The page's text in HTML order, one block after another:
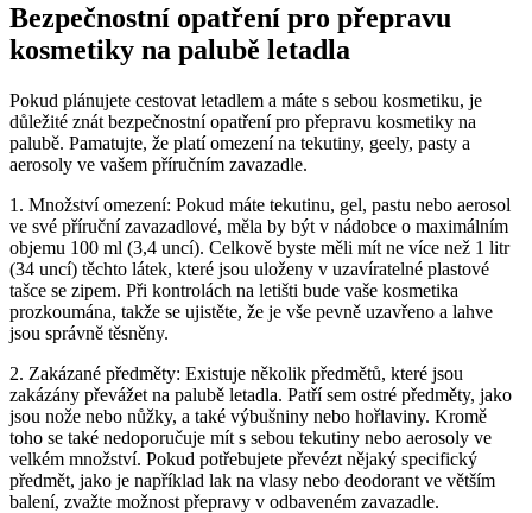
Bezpečnostní opatření pro přepravu
kosmetiky na palubě letadla
Pokud plánujete cestovat letadlem a máte s sebou kosmetiku, je
důležité znát bezpečnostní opatření pro přepravu kosmetiky na
palubě. Pamatujte, že platí omezení na tekutiny, geely, pasty a
aerosoly ve vašem příručním zavazadle.
1. Množství omezení: Pokud máte tekutinu, gel, pastu nebo aerosol
ve své příruční zavazadlové, měla by být v nádobce o maximálním
objemu 100 ml (3,4 uncí). Celkově byste měli mít ne více než 1 litr
(34 uncí) těchto látek, které jsou uloženy v uzavíratelné plastové
tašce se zipem. Při kontrolách na letišti bude vaše kosmetika
prozkoumána, takže se ujistěte, že je vše pevně uzavřeno a lahve
jsou správně těsněny.
2. Zakázané předměty: Existuje několik předmětů, které jsou
zakázány převážet na palubě letadla. Patří sem ostré předměty, jako
jsou nože nebo nůžky, a také výbušniny nebo hořlaviny. Kromě
toho se také nedoporučuje mít s sebou tekutiny nebo aerosoly ve
velkém množství. Pokud potřebujete převézt nějaký specifický
předmět, jako je například lak na vlasy nebo deodorant ve větším
balení, zvažte možnost přepravy v odbaveném zavazadle.